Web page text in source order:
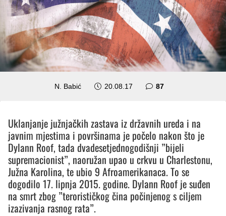
N. Babić 20.08.17 87komentara
Uklanjanje južnjačkih zastava iz državnih ureda i na
javnim mjestima i površinama je počelo nakon što je
Dylann Roof, tada dvadesetjednogodišnji ”bijeli
supremacionist”, naoružan upao u crkvu u Charlestonu,
Južna Karolina, te ubio 9 Afroamerikanaca. To se
dogodilo 17. lipnja 2015. godine. Dylann Roof je suđen
na smrt zbog ”terorističkog čina počinjenog s ciljem
izazivanja rasnog rata”.